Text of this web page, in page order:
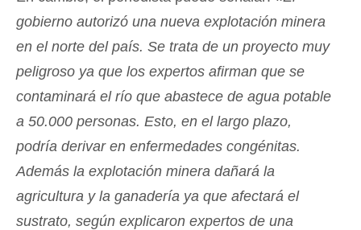
gobierno autorizó una nueva explotación minera
en el norte del país. Se trata de un proyecto muy
peligroso ya que los expertos afirman que se
contaminará el río que abastece de agua potable
a 50.000 personas. Esto, en el largo plazo,
podría derivar en enfermedades congénitas.
Además la explotación minera dañará la
agricultura y la ganadería ya que afectará el
sustrato, según explicaron expertos de una